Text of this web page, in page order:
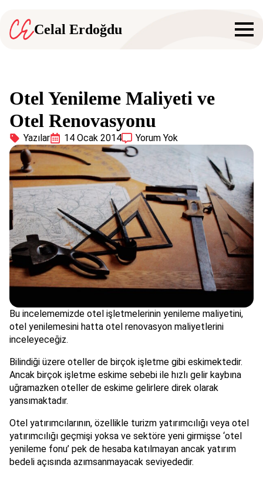
Celal Erdoğdu
Otel Yenileme Maliyeti ve
Otel Renovasyonu
Yazılar 14 Ocak 2014 Yorum Yok
Bu incelememizde otel işletmelerinin yenileme maliyetini,
otel yenilemesini hatta otel renovasyon maliyetlerini
inceleyeceğiz.
Bilindiği üzere oteller de birçok işletme gibi eskimektedir.
Ancak birçok işletme eskime sebebi ile hızlı gelir kaybına
uğramazken oteller de eskime gelirlere direk olarak
yansımaktadır.
Otel yatırımcılarının, özellikle turizm yatırımcılığı veya otel
yatırımcılığı geçmişi yoksa ve sektöre yeni girmişse ‘otel
yenileme fonu’ pek de hesaba katılmayan ancak yatırım
bedeli açısında azımsanmayacak seviyededir.